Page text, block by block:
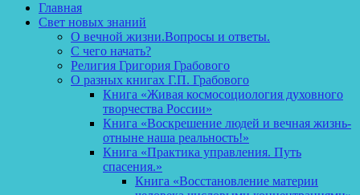
Главная
Свет новых знаний
О вечной жизни.Вопросы и ответы.
С чего начать?
Религия Григория Грабового
О разных книгах Г.П. Грабового
Книга «Живая космосоциология духовного
творчества России»
Книга «Воскрешение людей и вечная жизнь-
отныне наша реальность!»
Книга «Практика управления. Путь
спасения.»
Книга «Восстановление материи